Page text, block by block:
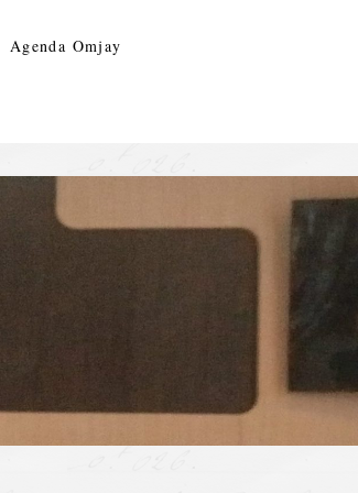
Agenda Omjay